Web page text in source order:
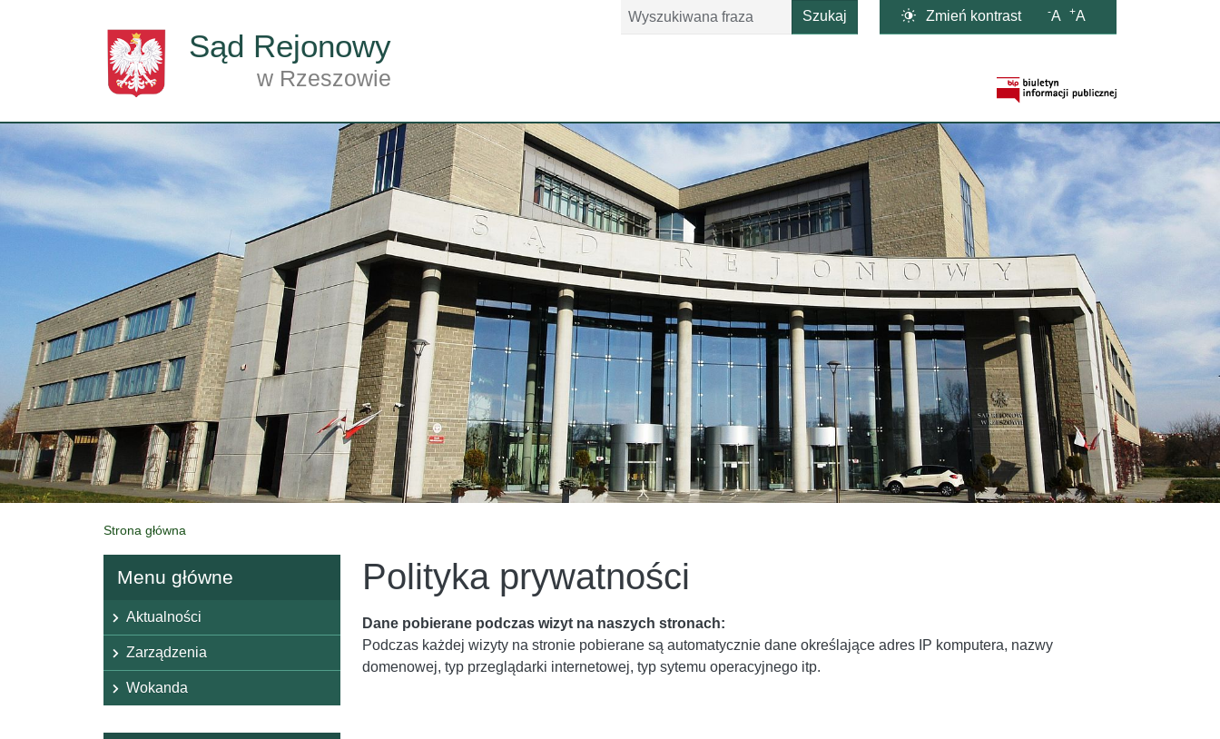
Sąd Rejonowy
w Rzeszowie
Szukaj Szukaj  Zmień kontrast -A +A
Strona BIP
Strona główna
Polityka prywatności
Dane pobierane podczas wizyt na naszych stronach:
Podczas każdej wizyty na stronie pobierane są automatycznie dane określające adres IP komputera, nazwy
domenowej, typ przeglądarki internetowej, typ sytemu operacyjnego itp.
Menu główne
Menu główne
Aktualności
Zarządzenia
Wokanda